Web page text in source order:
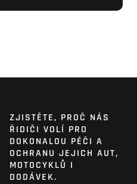
ZJISTĚTE, PROČ NÁS
ŘIDIČI VOLÍ PRO
DOKONALOU PÉČI A
OCHRANU JEJICH AUT,
MOTOCYKLŮ I
DODÁVEK.